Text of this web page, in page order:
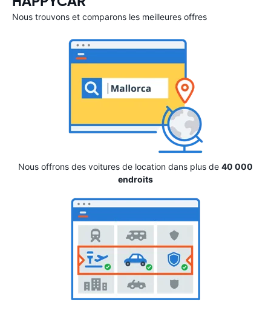
Nous trouvons et comparons les meilleures offres
Nous offrons des voitures de location dans plus de 40 000
endroits